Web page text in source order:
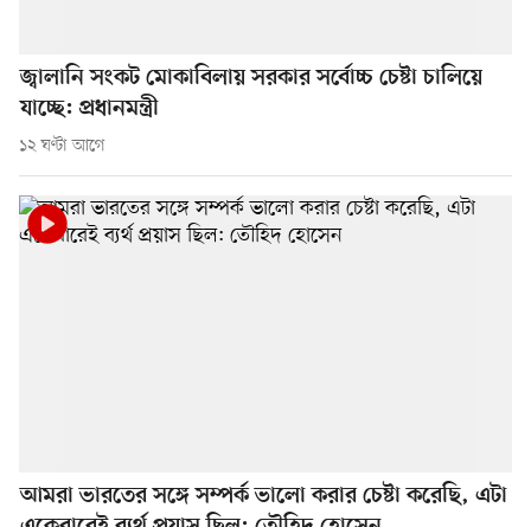
জ্বালানি সংকট মোকাবিলায় সরকার সর্বোচ্চ চেষ্টা চালিয়ে
যাচ্ছে: প্রধানমন্ত্রী
১২ ঘণ্টা আগে
আমরা ভারতের সঙ্গে সম্পর্ক ভালো করার চেষ্টা করেছি, এটা